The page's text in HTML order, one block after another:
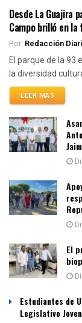
Desde La Guajira
Campo brilló en la
Por: Redacción
El parque de la 93
la diversidad
LEER MÁS
El
Estudiantes de
Legislativo